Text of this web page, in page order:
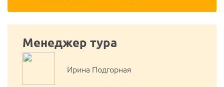
Менеджер тура
Ирина Подгорная